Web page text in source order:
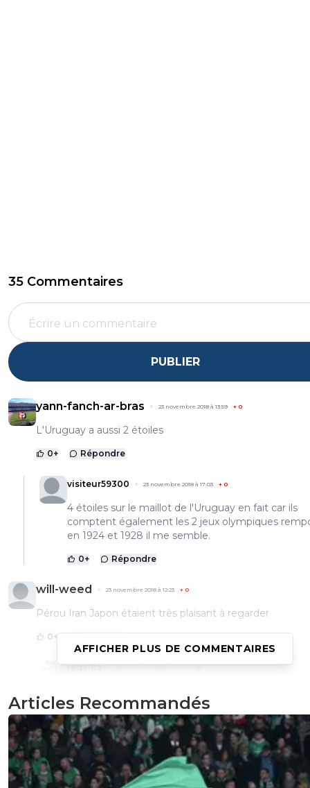
35 Commentaires
PUBLIER
yann-fanch-ar-bras 23 novembre 2018 à 13:59 + 0
L'Uruguay a aussi 2 étoiles
0+ Répondre
visiteur59300 23 novembre 2018 à 17:03 + 0
4 étoiles sur le maillot de l'Uruguay en fait car ils
comptent également les 2 jeux olympiques
en 1924 et 1928 il me semble.
0+ Répondre
will-weed 23 novembre 2018 à 12:23 + 0
Pérou Iran Japon étaient très plaisant à regarder
0+ Répondre
regalus
finalement, ils ont montré de belles choses. Une
surprise.
0 Répondre
will-weed 23 novembre 2018 à 12:22 +0
AFFICHER PLUS DE COMMENTAIRES
Articles Recommandés